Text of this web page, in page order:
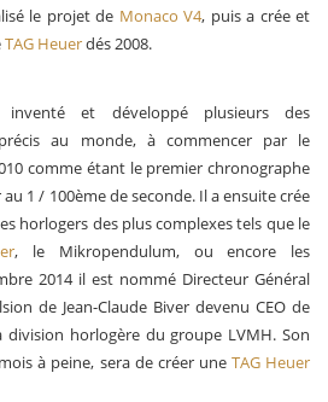
le projet de Monaco V4, puis a crée et
TAG Heuerdés 2008.
et développé plusieurs des
au monde, à commencer par le
comme étant le premier chronographe
1 / 100ème de seconde. Il a ensuite crée
horlogers des plus complexes tels que le
, le Mikropendulum, ou encore les
2014 il est nommé Directeur Général
de Jean-Claude Biver devenu CEO de
horlogère du groupe LVMH. Son
à peine, sera de créer une TAG Heuer